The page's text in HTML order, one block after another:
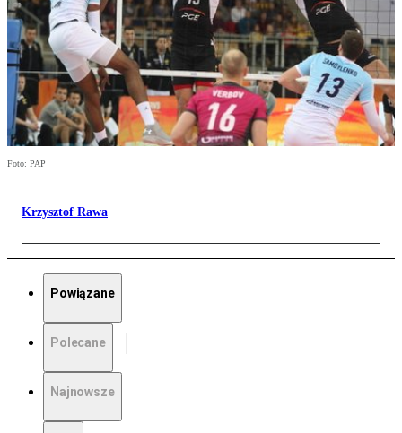
Foto: PAP
Krzysztof Rawa
Powiązane
Polecane
Najnowsze